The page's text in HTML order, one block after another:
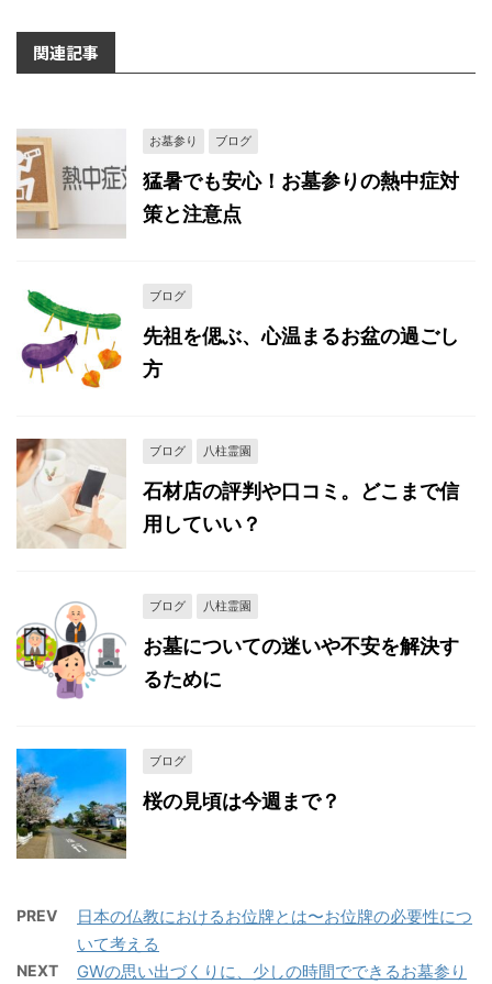
関連記事
お墓参り ブログ
猛暑でも安心！お墓参りの熱中症対
策と注意点
ブログ
先祖を偲ぶ、心温まるお盆の過ごし
方
ブログ 八柱霊園
石材店の評判や口コミ。どこまで信
用していい？
ブログ 八柱霊園
お墓についての迷いや不安を解決す
るために
ブログ
桜の見頃は今週まで？
PREV
日本の仏教におけるお位牌とは〜お位牌の必要性につ
いて考える
NEXT GWの思い出づくりに、少しの時間でできるお墓参り